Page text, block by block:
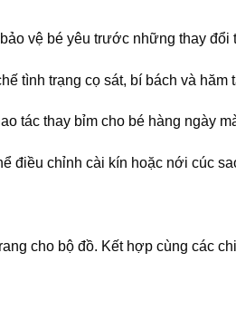
vệ bé yêu trước những thay
tình trạng cọ sát, bí bách và hăm
tác thay bỉm cho bé hàng ngày
điều chỉnh cài kín hoặc nới cúc
cho bộ đồ. Kết hợp cùng các